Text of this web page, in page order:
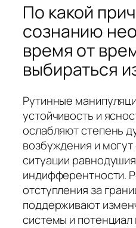
По какой
сознанию
время от
выбираться
Рутинные
устойчивость и
ослабляют степень
возбуждения и могут
ситуации
индифферентности.
отступления за
поддерживают
системы и